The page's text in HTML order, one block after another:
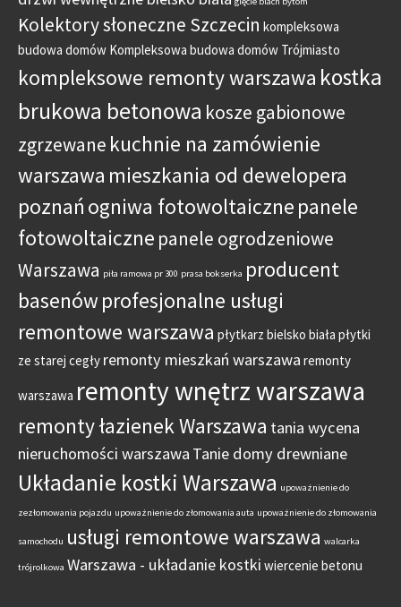
Kolektory słoneczne Szczecin kompleksowa
budowa domów Kompleksowa budowa domów Trójmiasto
kompleksowe remonty warszawa kostka
brukowa betonowa kosze gabionowe
zgrzewane kuchnie na zamówienie
warszawa mieszkania od dewelopera
poznań ogniwa fotowoltaiczne panele
fotowoltaiczne panele ogrodzeniowe
Warszawa piła ramowa pr 300 prasa bokserka producent
basenów profesjonalne usługi
remontowe warszawa płytkarz bielsko biała płytki
ze starej cegły remonty mieszkań warszawa remonty
warszawa remonty wnętrz warszawa
remonty łazienek Warszawa tania wycena
nieruchomości warszawa Tanie domy drewniane
Układanie kostki Warszawa upoważnienie do
zezłomowania pojazdu upoważnienie do złomowania auta upoważnienie do złomowania
samochodu usługi remontowe warszawa walcarka
trójrolkowa Warszawa - układanie kostki wiercenie betonu